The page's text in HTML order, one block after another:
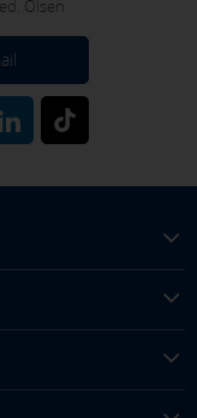
Olsen
policy" section at
cookie policy